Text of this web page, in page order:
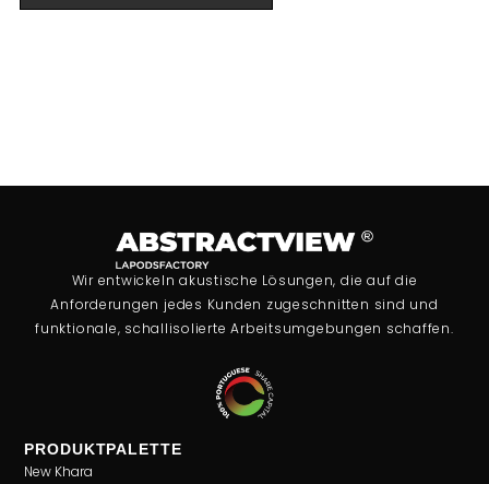
Wir entwickeln akustische Lösungen, die auf die
Anforderungen jedes Kunden zugeschnitten sind und
funktionale, schallisolierte Arbeitsumgebungen schaffen.
PRODUKTPALETTE
New Khara